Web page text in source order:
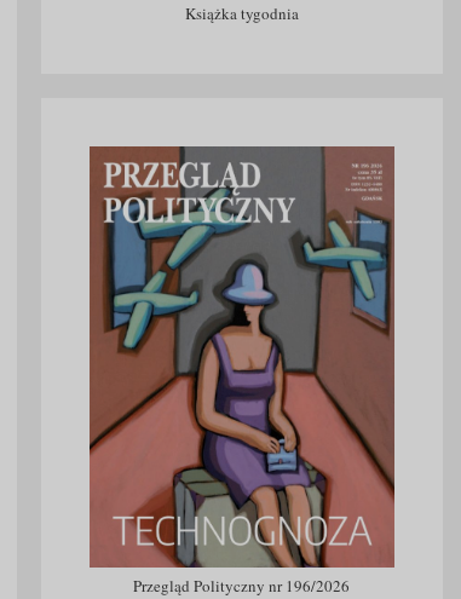
Książka tygodnia
Przegląd Polityczny nr 196/2026